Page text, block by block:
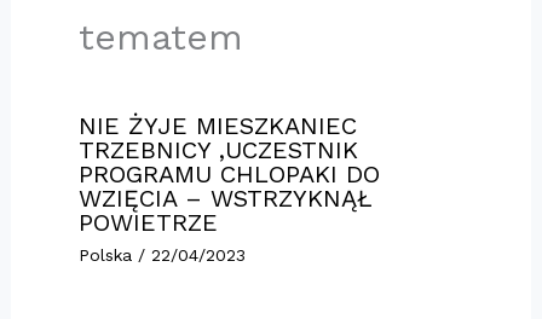
tematem
NIE ŻYJE MIESZKANIEC
TRZEBNICY ,UCZESTNIK
PROGRAMU CHLOPAKI DO
WZIĘCIA – WSTRZYKNĄŁ
POWIETRZE
Polska/ 22/04/2023